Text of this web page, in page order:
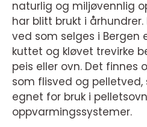
naturlig og miljøvennlig
har blitt brukt i
ved som selges i Bergen
kuttet og kløvet trevirke
peis eller ovn. Det finnes
som flisved og
egnet for bruk i
oppvarmingssystemer.